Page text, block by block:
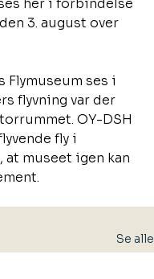
her i forbindelse
3. august over
Flymuseum ses i
flyvning var der
OY-DSH
fly i
museet igen kan
Se alle